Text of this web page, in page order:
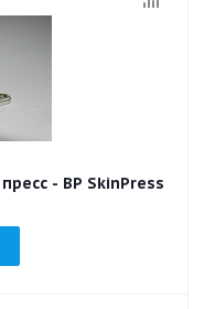
- ВР SkinPress